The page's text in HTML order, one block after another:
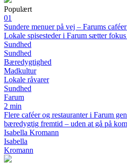
Populært
01
Sundere menuer på vej – Farums
Lokale spisesteder i Farum sætter
Sundhed
Sundhed
Bæredygtighed
Madkultur
Lokale råvarer
Sundhed
Farum
2 min
Flere caféer og restauranter i Farum
bæredygtig fremtid – uden at gå på
Isabella Kromann
Isabella
Kromann